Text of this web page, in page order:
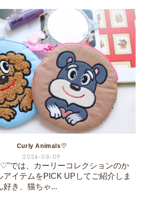
Curly Animals♡
2026-08-09
では、カーリーコレクションのか
アイテムをPICK UPしてご紹介しま
好き、猫ちゃ...